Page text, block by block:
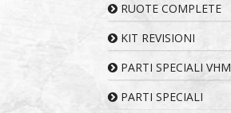
RUOTE COMPLETE
KIT REVISIONI
PARTI SPECIALI VHM
PARTI SPECIALI